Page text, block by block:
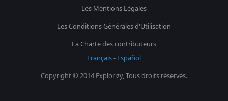
Les Mentions Légales
Les Conditions Générales d'Utilisation
La Charte des contributeurs
Français- Español
Copyright © 2014 Explorizy, Tous droits réservés.